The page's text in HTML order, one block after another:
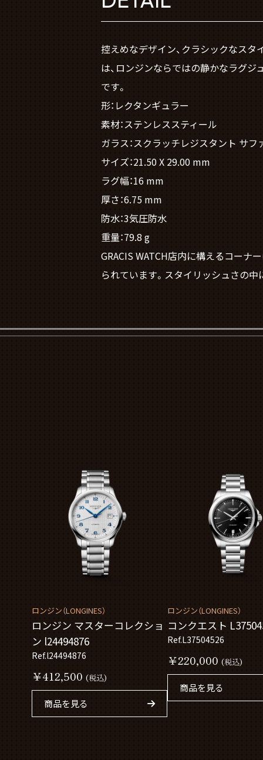
控えめなデザイン、クラシックなス
は、ロンジンならではの静かなラグ
です。
形：レクタンギュラー
素材：ステンレススティール
ガラス：スクラッチレジスタント サ
サイズ：21.50 X 29.00 mm
ラグ幅：16 mm
厚さ：6.75 mm
防水：3気圧防水
重量：79.8 g
GRACIS WATCH店内に構えるコーナ
られています。スタイリッシュさの
ロンジン（LONGINES）
ロンジン マスターコレクショ
ン l24494876
Ref.l24494876
￥412,500 (税込)
商品を見る
ロンジン（LONGINES）
コンクエスト
Ref.L37504526
￥220,000 (税込)
商品を見る